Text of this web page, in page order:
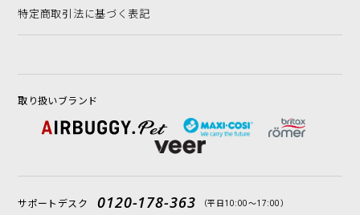
特定商取引法に基づく表記
取り扱いブランド
サポートデスク 0120-178-363 （平日10:00〜17:00）